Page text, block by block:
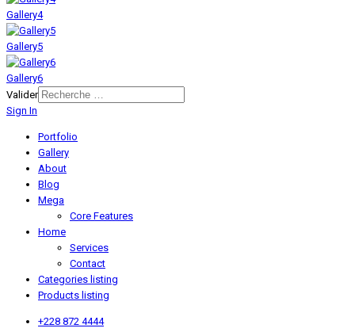
Gallery4
Gallery5
Gallery6
Valider
Sign In
Portfolio
Gallery
About
Blog
Mega
Core Features
Home
Services
Contact
Categories listing
Products listing
+228 872 4444